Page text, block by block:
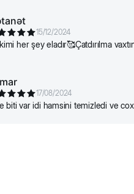
15/12/2024
her şey eladır🥰Çatdırılma
17/08/2024
biti var idi hamsini temizledi ve